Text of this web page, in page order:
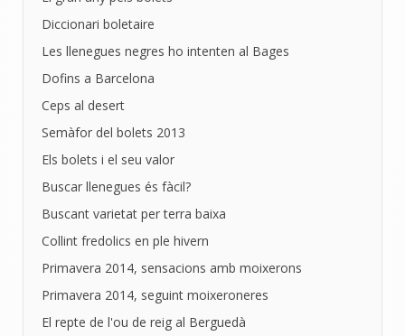
Diccionari boletaire
Les llenegues negres ho intenten al Bages
Dofins a Barcelona
Ceps al desert
Semàfor del bolets 2013
Els bolets i el seu valor
Buscar llenegues és fàcil?
Buscant varietat per terra baixa
Collint fredolics en ple hivern
Primavera 2014, sensacions amb moixerons
Primavera 2014, seguint moixeroneres
El repte de l'ou de reig al Berguedà